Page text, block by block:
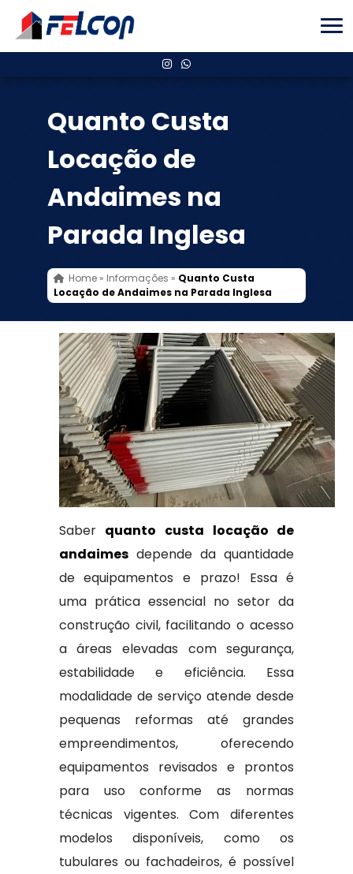
Quanto Custa
Locação de
Andaimes na
Parada Inglesa
Home» Informações » Quanto Custa
Locação de Andaimes na Parada Inglesa
Saber quanto custa locação de
andaimesdepende da quantidade
de equipamentos e prazo! Essa é
uma prática essencial no setor da
construção civil, facilitando o acesso
a áreas elevadas com segurança,
estabilidade e eficiência. Essa
modalidade de serviço atende desde
pequenas reformas até grandes
empreendimentos, oferecendo
equipamentos revisados e prontos
para uso conforme as normas
técnicas vigentes. Com diferentes
modelos disponíveis, como os
tubulares ou fachadeiros, é possível